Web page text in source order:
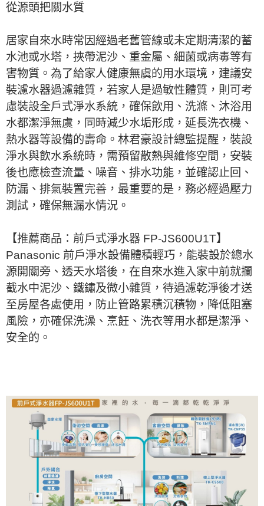
從源頭把關水質
居家自來水時常因經過老舊管線或未定期清潔的蓄
水池或水塔，挾帶泥沙、重金屬、細菌或病毒等有
害物質。為了給家人健康無虞的用水環境，建議安
裝濾水器過濾雜質，若家人是過敏性體質，則可考
慮裝設全戶式淨水系統，確保飲用、洗滌、沐浴用
水都潔淨無虞，同時減少水垢形成，延長洗衣機、
熱水器等設備的壽命。林君豪設計總監提醒，裝設
淨水與飲水系統時，需預留散熱與維修空間，安裝
後也應檢查流量、噪音、排水功能，並確認止回、
防漏、排氣裝置完善，最重要的是，務必經過壓力
測試，確保無漏水情況。
【推薦商品：前戶式淨水器 FP-JS600U1T】
Panasonic 前戶淨水設備體積輕巧，能裝設於總水
源開關旁、透天水塔後，在自來水進入家中前就攔
截水中泥沙、鐵鏽及微小雜質，待過濾乾淨後才送
至房屋各處使用，防止管路累積沉積物，降低阻塞
風險，亦確保洗澡、烹飪、洗衣等用水都是潔淨、
安全的。